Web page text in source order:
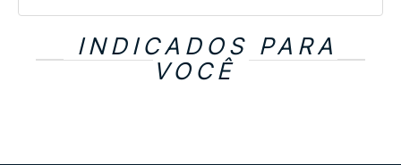
INDICADOS PARA
VOCÊ